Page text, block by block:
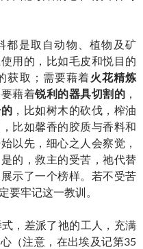
都是取自动物、植物及矿
用的，比如毛皮和悦目的
获取；需要藉着火花精炼
藉着锐利的器具切割的 ，
，比如树木的砍伐，榨油
比如馨香的胶质与香料和
以先，细心之人会察觉，
的，救主的受苦，祂代替
示了一个榜样。若不受苦
要牢记这一教训。
，差派了祂的工人，充满
（注意，在出埃及记第35